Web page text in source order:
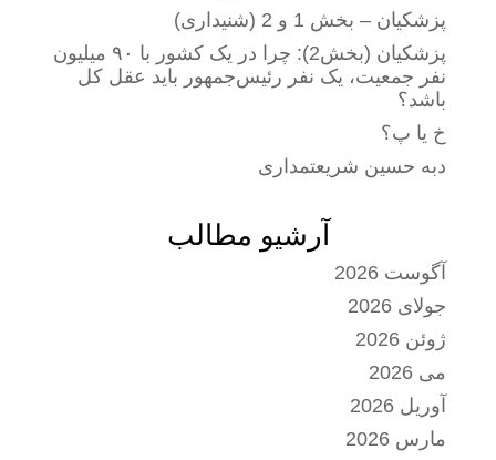
پزشکیان – بخش 1 و 2 (شنیداری)
پزشکیان (بخش2): چرا در یک کشور با ۹۰ میلیون
نفر جمعیت، یک نفر رئیس‌جمهور باید عقل کل
باشد؟
خ یا پ؟
دبه حسین شریعتمداری
آرشیو مطالب
آگوست 2026
جولای 2026
ژوئن 2026
می 2026
آوریل 2026
مارس 2026